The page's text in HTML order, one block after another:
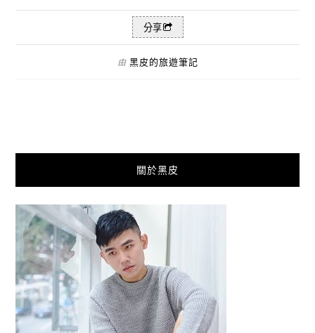
分享
由 黑皮的旅遊筆記
關於黑皮